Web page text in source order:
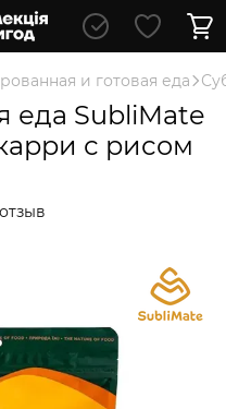
и готовая еда
еда SubliMate
с рисом